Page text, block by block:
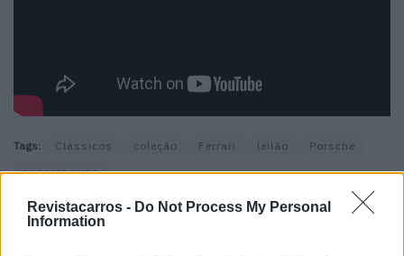
Revistacarros - Do Not Process My Personal
Information
Tags: Clássicos coleção Ferrari leilão
Porsche
supercsarros